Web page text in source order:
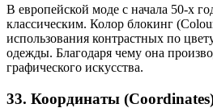
В европейской моде с начала 50-х
классическим. Колор блокинг
использования контрастных по
одежды. Благодаря чему она
графического искусства.
33. Координаты